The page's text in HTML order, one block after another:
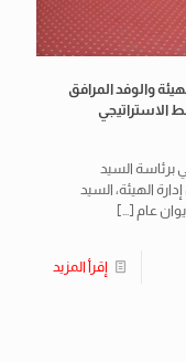
والوفد المرافق
الاستراتيجي
برئاسة السيد
الهيئة، السيد
عام […]
إقرأ المزيد